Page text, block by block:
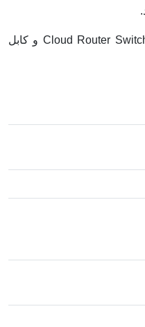
محتویات این پکیج شامل دستگاه Cloud Router Switch و کابل